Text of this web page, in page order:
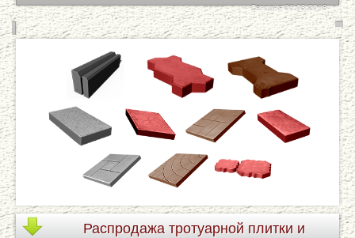
Сегодня 06.03.2018
Распродажатротуарной плитки и